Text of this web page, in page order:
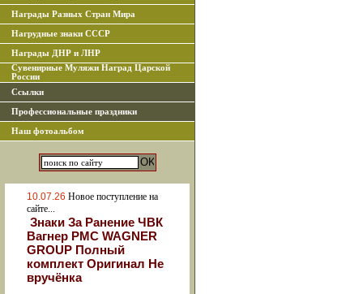
Награды Разных Стран Мира
Нагрудные знаки СССР
Награды ДНР и ЛНР
Сувенирные Муляжи Наград Царской
России
Ссылки
Профессиональные праздники
Наш фотоальбом
10.07.26 Новое поступление на
сайте...
Знаки За Ранение ЧВК
Вагнер РМС WAGNER
GROUP Полный
комплект Оригинал Не
вручёнка